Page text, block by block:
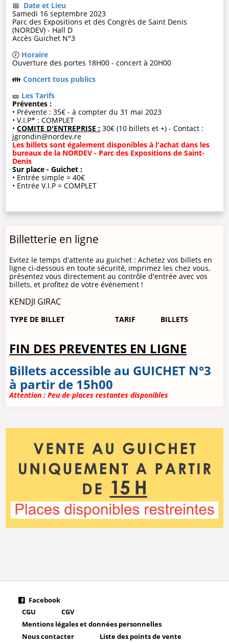
📅 Date et Lieu
Samedi 16 septembre 2023
Parc des Expositions et des Congrès de Saint Denis
(NORDEV) - Hall D
Accès Guichet N°3
🕖 Horaire
Ouverture des portes 18H00 - concert à 20H00
👪Concert tous publics
🎫 Les Tarifs
Préventes :
• Prévente : 35€ - à compter du 31 mai 2023
• V.I.P* : COMPLET
•COMITE D'ENTREPRISE : 30€ (10 billets et +) - Contact :
jgrondin@nordev.re
Les billets sont également disponibles à l'achat dans les
bureaux de la NORDEV - Parc des Expositions de Saint-
Denis
Sur place - Guichet :
• Entrée simple = 40€
• Entrée V.I.P = COMPLET
Billetterie en ligne
Evitez le temps d'attente au guichet : Achetez vos billets en
ligne ci-dessous en toute sécurité, imprimez les chez vous,
présentez vous directement au contrôle d'entrée avec vos
billets, et profitez de votre événement !
KENDJI GIRAC
TYPE DE BILLET TARIF BILLETS
FIN DES PREVENTES EN LIGNE
Billets accessible au GUICHET N°3
à partir de 15h00
Attention : Peu de places restantes disponibles
Facebook
CGU
CGV
Mentions légales et données personnelles
Nous contacter
Liste des points de vente